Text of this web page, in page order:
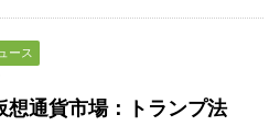
ース
想通貨市場：トランプ法